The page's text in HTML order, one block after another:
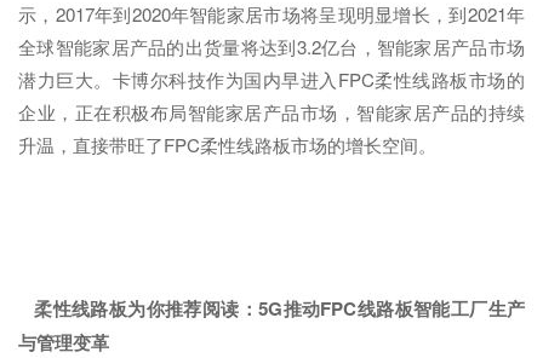
示，2017年到2020年智能家居市场将呈现明显增长，到2021年
全球智能家居产品的出货量将达到3.2亿台，智能家居产品市场
潜力巨大。卡博尔科技作为国内早进入FPC柔性线路板市场的
企业，正在积极布局智能家居产品市场，智能家居产品的持续
升温，直接带旺了FPC柔性线路板市场的增长空间。
柔性线路板为你推荐阅读：5G推动FPC线路板智能工厂生产
与管理变革